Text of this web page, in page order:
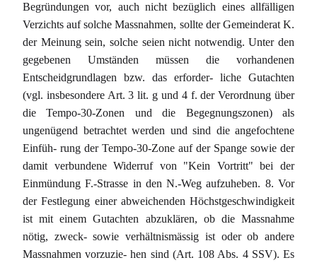
Begründungen vor, auch nicht bezüglich eines allfälligen
Verzichts auf solche Massnahmen, sollte der Gemeinderat K.
der Meinung sein, solche seien nicht notwendig. Unter den
gegebenen Umständen müssen die vorhandenen
Entscheidgrundlagen bzw. das erforder- liche Gutachten
(vgl. insbesondere Art. 3 lit. g und 4 f. der Verordnung über
die Tempo-30-Zonen und die Begegnungszonen) als
ungenügend betrachtet werden und sind die angefochtene
Einfüh- rung der Tempo-30-Zone auf der Spange sowie der
damit verbundene Widerruf von "Kein Vortritt" bei der
Einmündung F.-Strasse in den N.-Weg aufzuheben. 8. Vor
der Festlegung einer abweichenden Höchstgeschwindigkeit
ist mit einem Gutachten abzuklären, ob die Massnahme
nötig, zweck- sowie verhältnismässig ist oder ob andere
Massnahmen vorzuzie- hen sind (Art. 108 Abs. 4 SSV). Es